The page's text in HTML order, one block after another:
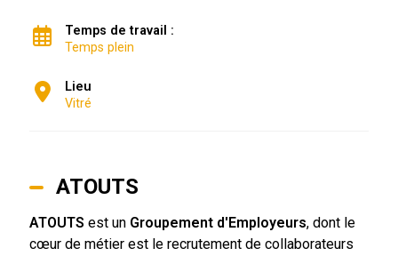
Temps de travail :
Temps plein
Lieu
Vitré
ATOUTS
ATOUTS est un Groupement d'Employeurs, dont le
cœur de métier est le recrutement de collaborateurs